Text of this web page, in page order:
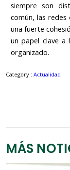
siempre son
común, las
una fuerte
un papel clave a
organizado.
Category : Actualidad
MÁS